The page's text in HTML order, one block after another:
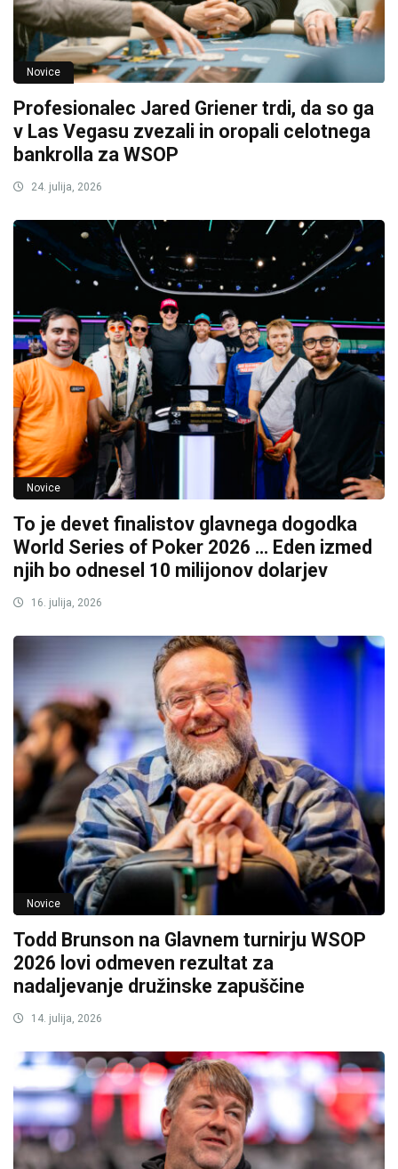
Novice
Profesionalec Jared Griener trdi, da so ga
v Las Vegasu zvezali in oropali celotnega
bankrolla za WSOP
24. julija, 2026
Novice
To je devet finalistov glavnega dogodka
World Series of Poker 2026 … Eden izmed
njih bo odnesel 10 milijonov dolarjev
16. julija, 2026
Novice
Todd Brunson na Glavnem turnirju WSOP
2026 lovi odmeven rezultat za
nadaljevanje družinske zapuščine
14. julija, 2026